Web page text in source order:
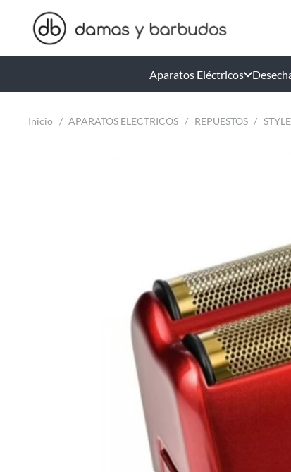
Aparatos Eléctricos
Inicio / APARATOS ELECTRICOS / REPUESTOS /